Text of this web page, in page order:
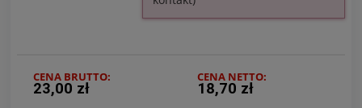
CENA BRUTTO:
23,00 zł
CENA NETTO:
18,70 zł